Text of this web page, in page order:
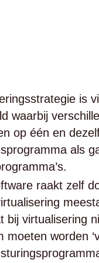
is
waarbij
op één en
als
raakt zelf
bij virtualisering
worden